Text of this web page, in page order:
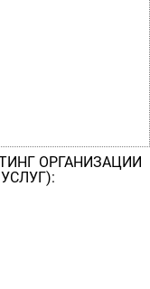
ОРГАНИЗАЦИИ